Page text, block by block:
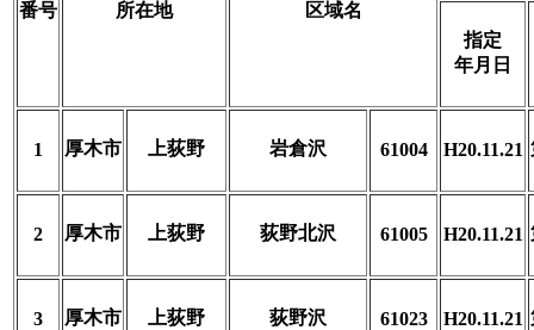
番号 所在地 区域名
指定
年月日
1 厚木市 上荻野 岩倉沢 61004 H20.11.21
2 厚木市 上荻野 荻野北沢 61005 H20.11.21
3 厚木市 上荻野 荻野沢 61023 H20.11.21